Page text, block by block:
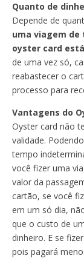
Quanto de
Depende de
uma viagem de
oyster card
de uma vez só,
reabastecer o
processo para
Vantagens do
Oyster card não
validade.
tempo
você fizer uma
valor da
cartão, se você
em um só dia,
que o custo de
dinheiro. E se
pois pagará